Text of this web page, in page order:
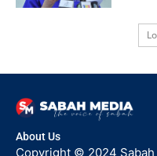
About Us
Copyright © 2024